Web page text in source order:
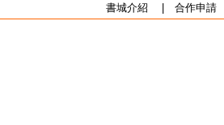
書城介紹 合作申請